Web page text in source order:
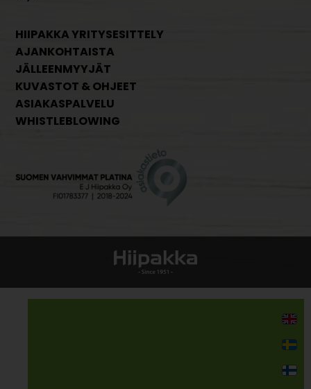
HIIPAKKA YRITYSESITTELY
AJANKOHTAISTA
JÄLLEENMYYJÄT
KUVASTOT & OHJEET
ASIAKASPALVELU
WHISTLEBLOWING